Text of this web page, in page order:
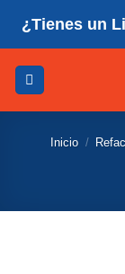
¿Tienes un
Inicio /